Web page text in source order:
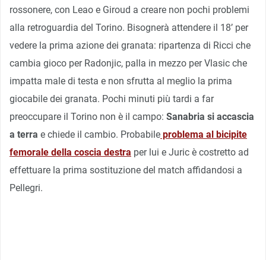
rossonere, con Leao e Giroud a creare non pochi problemi
alla retroguardia del Torino. Bisognerà attendere il 18’ per
vedere la prima azione dei granata: ripartenza di Ricci che
cambia gioco per Radonjic, palla in mezzo per Vlasic che
impatta male di testa e non sfrutta al meglio la prima
giocabile dei granata. Pochi minuti più tardi a far
preoccupare il Torino non è il campo: Sanabria si accascia
a terra e chiede il cambio. Probabile problema al bicipite
femorale della coscia destra per lui e Juric è costretto ad
effettuare la prima sostituzione del match affidandosi a
Pellegri.